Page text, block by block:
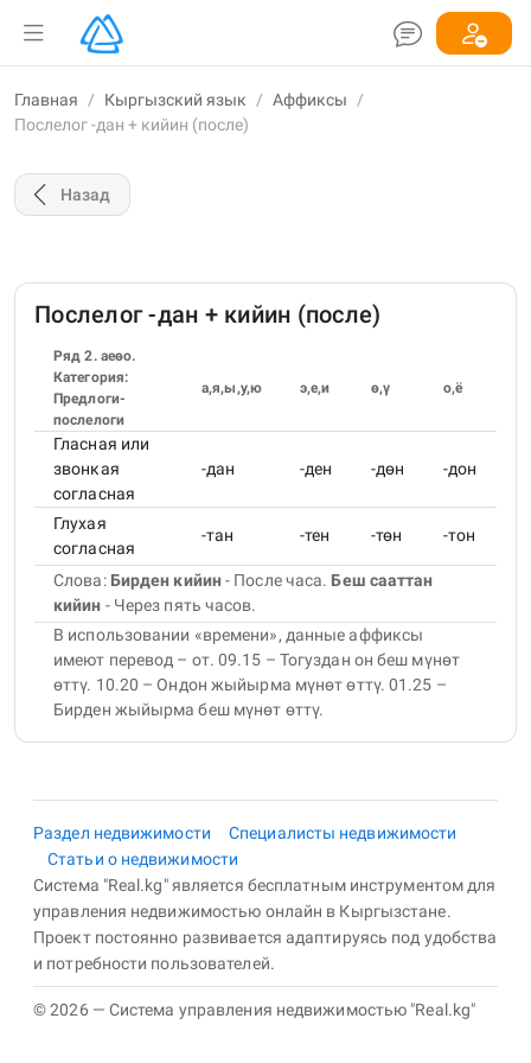
Главная / Кыргызский язык / Аффиксы
/
Послелог -дан + кийин (после)
Назад
Послелог -дан + кийин (после)
Ряд 2. аеөо.
Категория:
Предлоги-
послелоги
а,я,ы,у,ю э,е,и ө,ү о,ё
Гласная или
звонкая
согласная
-дан -ден -дөн -дон
Глухая
согласная
-тан -тен -төн -тон
Слова: Бирден кийин- После часа. Беш сааттан
кийин - Через пять часов.
В использовании «времени», данные аффиксы
имеют перевод – от. 09.15 – Тогуздан он беш мүнөт
өттү. 10.20 – Ондон жыйырма мүнөт өттү. 01.25 –
Бирден жыйырма беш мүнөт өттү.
Раздел недвижимости
Специалисты недвижимости
Статьи о недвижимости
Система "Real.kg" является бесплатным инструментом для
управления недвижимостью онлайн в Кыргызстане.
Проект постоянно развивается адаптируясь под удобства
и потребности пользователей.
© 2026 — Система управления недвижимостью "Real.kg"